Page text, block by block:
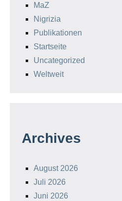
MaZ
Nigrizia
Publikationen
Startseite
Uncategorized
Weltweit
Archives
August 2026
Juli 2026
Juni 2026